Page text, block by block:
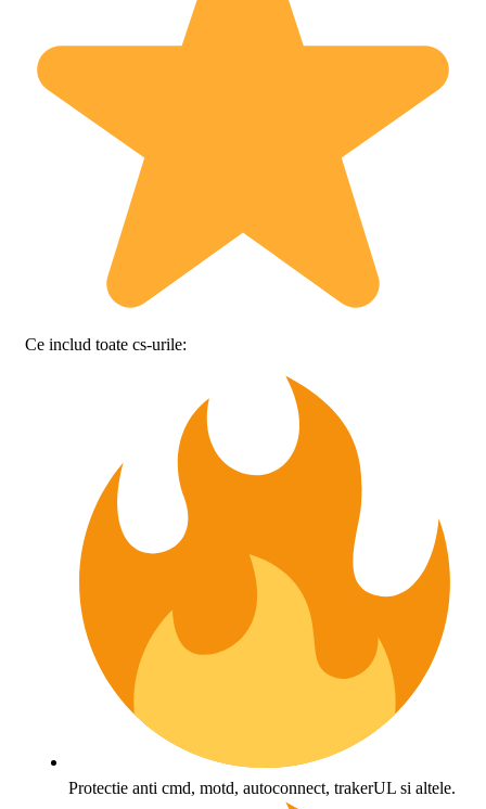
Ce includ toate cs-urile:
Protectie anti cmd, motd, autoconnect, trakerUL si altele.